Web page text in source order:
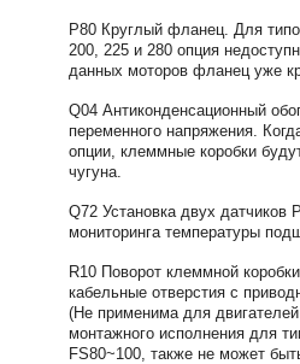
P80 Круглый фланец. Для
200, 225 и 280 опция
данных моторов фланец уже
Q04 Антиконденсационный
переменного напряжения.
опции, клеммные коробки
чугуна.
Q72 Установка двух датчиков
мониторинга температуры
R10 Поворот клеммной
кабельные отверстия с
(Не применима для
монтажного исполнения для
FS80~100, также не может